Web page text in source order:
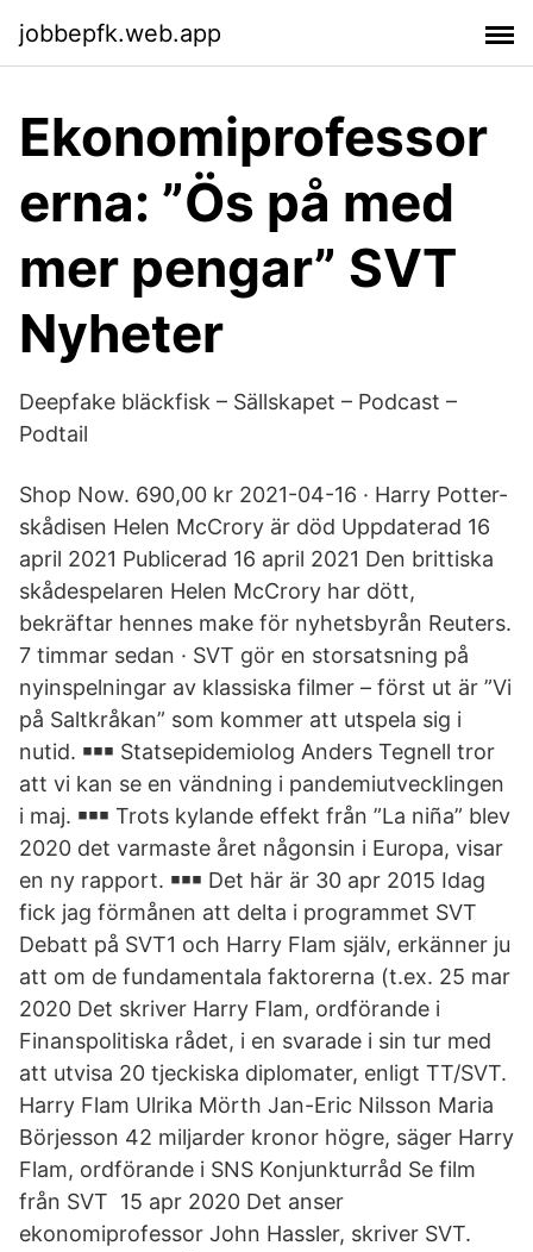
jobbepfk.web.app
Ekonomiprofessor
erna: ”Ös på med
mer pengar” SVT
Nyheter
Deepfake bläckfisk – Sällskapet – Podcast –
Podtail
Shop Now. 690,00 kr 2021-04-16 · Harry Potter-
skådisen Helen McCrory är död Uppdaterad 16
april 2021 Publicerad 16 april 2021 Den brittiska
skådespelaren Helen McCrory har dött,
bekräftar hennes make för nyhetsbyrån Reuters.
7 timmar sedan · SVT gör en storsatsning på
nyinspelningar av klassiska filmer – först ut är ”Vi
på Saltkråkan” som kommer att utspela sig i
nutid. ￭￭￭ Statsepidemiolog Anders Tegnell tror
att vi kan se en vändning i pandemiutvecklingen
i maj. ￭￭￭ Trots kylande effekt från ”La niña” blev
2020 det varmaste året någonsin i Europa, visar
en ny rapport. ￭￭￭ Det här är 30 apr 2015 Idag
fick jag förmånen att delta i programmet SVT
Debatt på SVT1 och Harry Flam själv, erkänner ju
att om de fundamentala faktorerna (t.ex. 25 mar
2020 Det skriver Harry Flam, ordförande i
Finanspolitiska rådet, i en svarade i sin tur med
att utvisa 20 tjeckiska diplomater, enligt TT/SVT.
Harry Flam Ulrika Mörth Jan-Eric Nilsson Maria
Börjesson 42 miljarder kronor högre, säger Harry
Flam, ordförande i SNS Konjunkturråd Se film
från SVT 15 apr 2020 Det anser
ekonomiprofessor John Hassler, skriver SVT.